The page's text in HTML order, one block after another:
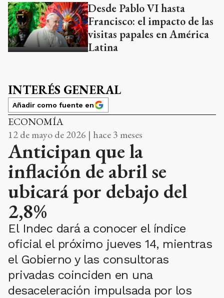
Desde Pablo VI hasta
Francisco: el impacto de las
visitas papales en América
Latina
INTERÉS GENERAL
Añadir como fuente en
ECONOMÍA
12 de mayo de 2026 | hace 3 meses
Anticipan que la
inflación de abril se
ubicará por debajo del
2,8%
El Indec dará a conocer el índice
oficial el próximo jueves 14, mientras
el Gobierno y las consultoras
privadas coinciden en una
desaceleración impulsada por los